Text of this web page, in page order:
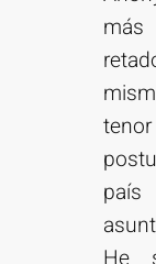
país